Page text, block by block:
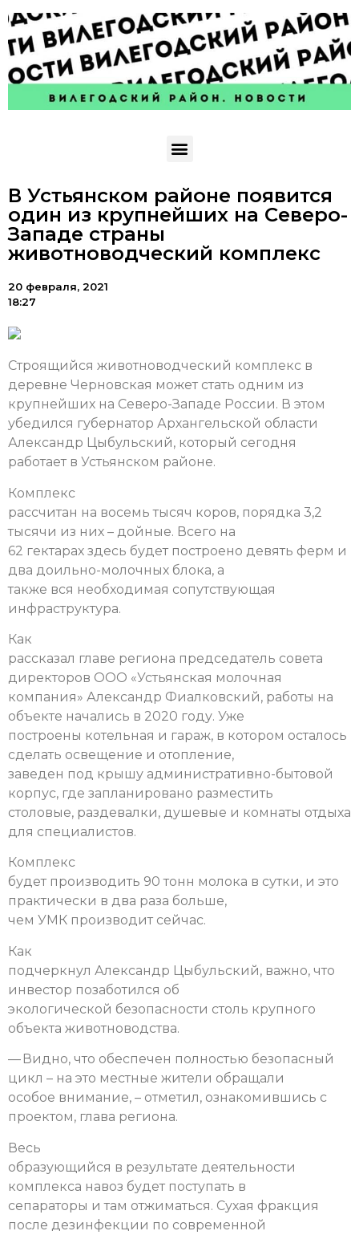
В Устьянском районе появится
один из крупнейших на Северо-
Западе страны
животноводческий комплекс
20 февраля, 2021
18:27
Строящийся животноводческий комплекс в
деревне Черновская может стать одним из
крупнейших на Северо-Западе России. В этом
убедился губернатор Архангельской области
Александр Цыбульский, который сегодня
работает в Устьянском районе.
Комплекс
рассчитан на восемь тысяч коров, порядка 3,2
тысячи из них – дойные. Всего на
62 гектарах здесь будет построено девять ферм и
два доильно-молочных блока, а
также вся необходимая сопутствующая
инфраструктура.
Как
рассказал главе региона председатель совета
директоров ООО «Устьянская молочная
компания» Александр Фиалковский, работы на
объекте начались в 2020 году. Уже
построены котельная и гараж, в котором осталось
сделать освещение и отопление,
заведен под крышу административно-бытовой
корпус, где запланировано разместить
столовые, раздевалки, душевые и комнаты отдыха
для специалистов.
Комплекс
будет производить 90 тонн молока в сутки, и это
практически в два раза больше,
чем УМК производит сейчас.
Как
подчеркнул Александр Цыбульский, важно, что
инвестор позаботился об
экологической безопасности столь крупного
объекта животноводства.
— Видно, что обеспечен полностью безопасный
цикл – на это местные жители обращали
особое внимание, – отметил, ознакомившись с
проектом, глава региона.
Весь
образующийся в результате деятельности
комплекса навоз будет поступать в
сепараторы и там отжиматься. Сухая фракция
после дезинфекции по современной